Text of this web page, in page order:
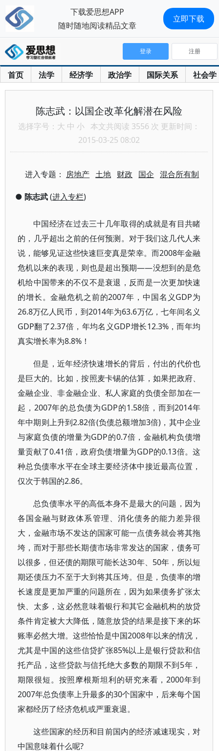
首页 法学 经济学 政治学 国际关系 社会学
登录 注册
陈志武：以国企改革化解潜在风险
选择字号： 大 中 小 本文共阅读 3556 次 更新时间：
2015-03-25 08:02
进入专题： 房地产 土地 财政 国企 混合所有制
● 陈志武(进入专栏)
中国经济在过去三十几年取得的成就是有目共睹
的，几乎超出之前的任何预测。对于我们这几代人来
说，能够见证这些快速巨变真是荣幸。而2008年金融
危机以来的表现，则也是超出预期——没想到的是危
机给中国带来的不仅不是衰退，反而是一次更加快速
的增长。金融危机之前的2007年，中国名义GDP为
26.8万亿人民币，到2014年为63.6万亿，七年间名义
GDP翻了2.37倍，年均名义GDP增长12.3%，而年均
真实增长率为8.8%！
但是，近年经济快速增长的背后，付出的代价也
是巨大的。比如，按照麦卡锡的估算，如果把政府、
金融企业、非金融企业、私人家庭的负债全部加在一
起，2007年的总负债为GDP的1.58倍，而到2014年
年中期则上升到2.82倍(负债总额增加3倍)，其中企业
与家庭负债的增量为GDP的0.7倍，金融机构负债增
量贡献了0.41倍，政府负债增量为GDP的0.13倍。这
种总负债率水平在全球主要经济体中接近最高位置，
仅次于韩国的2.86。
总负债率水平的高低本身不是最大的问题，因为
各国金融与财政体系管理、消化债务的能力差异很
大，金融市场不发达的国家可能一点债务就会将其拖
垮，而对于那些长期债市场非常发达的国家，债务可
以很多，但还债的期限可能长达30年、50年，所以短
期还债压力不至于大到将其压垮。但是，负债率的增
长速度是更加严重的问题所在，因为如果债务扩张太
快、太多，这必然意味着银行和其它金融机构的放贷
条件肯定被大大降低，随意放贷的结果是接下来的坏
账率必然大增。这些恰恰是中国2008年以来的情况，
尤其是中国的这些信贷扩张85%以上是银行贷款和信
托产品，这些贷款与信托绝大多数的期限不到5年，
期限很短。按照摩根斯坦利的研究来看，2000年到
2007年总负债率上升最多的30个国家中，后来每个国
家都经历了经济危机或严重衰退。
这些国家的经历和目前国内的经济减速现实，对
中国意味着什么呢?
下载爱思想APP
随时随地阅读精品文章
立即下载